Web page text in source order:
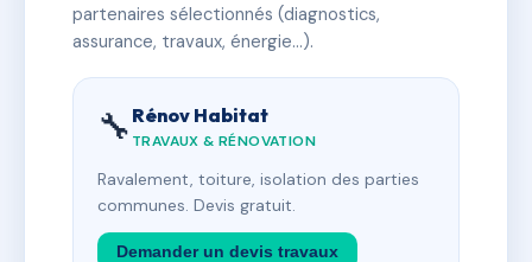
partenaires sélectionnés (diagnostics,
assurance, travaux, énergie…).
🔧 Rénov Habitat
TRAVAUX & RÉNOVATION
Ravalement, toiture, isolation des parties
communes. Devis gratuit.
Demander un devis travaux